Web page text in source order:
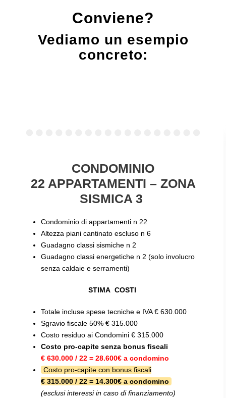
Conviene?
Vediamo un esempio
concreto:
CONDOMINIO
22 APPARTAMENTI – ZONA
SISMICA 3
Condominio di appartamenti n 22
Altezza piani cantinato escluso n 6
Guadagno classi sismiche n 2
Guadagno classi energetiche n 2 (solo involucro
senza caldaie e serramenti)
STIMA COSTI
Totale incluse spese tecniche e IVA € 630.000
Sgravio fiscale 50% € 315.000
Costo residuo ai Condomini € 315.000
Costo pro-capite senza bonus fiscali
€ 630.000 / 22 = 28.600€ a condomino
Costo pro-capite con bonus fiscali
€ 315.000 / 22 = 14.300€ a condomino
(esclusi interessi in caso di finanziamento)